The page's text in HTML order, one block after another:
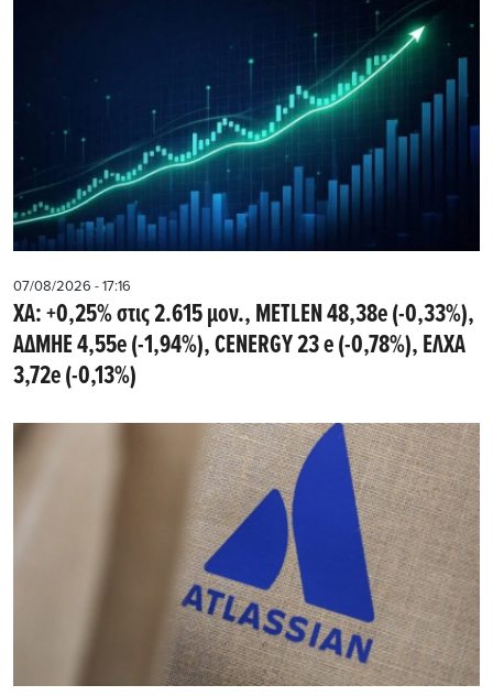
07/08/2026 - 17:16
ΧΑ: +0,25% στις 2.615 μον., METLEN 48,38e (-0,33%),
ΑΔΜΗΕ 4,55e (-1,94%), CENERGY 23 e (-0,78%), ΕΛΧΑ
3,72e (-0,13%)